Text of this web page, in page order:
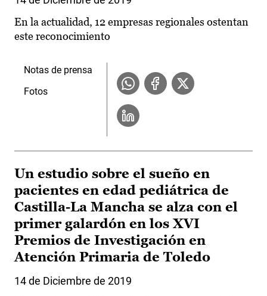
En la actualidad, 12 empresas regionales ostentan
este reconocimiento
Notas de prensa
Fotos
Un estudio sobre el sueño en
pacientes en edad pediátrica de
Castilla-La Mancha se alza con el
primer galardón en los XVI
Premios de Investigación en
Atención Primaria de Toledo
14 de Diciembre de 2019